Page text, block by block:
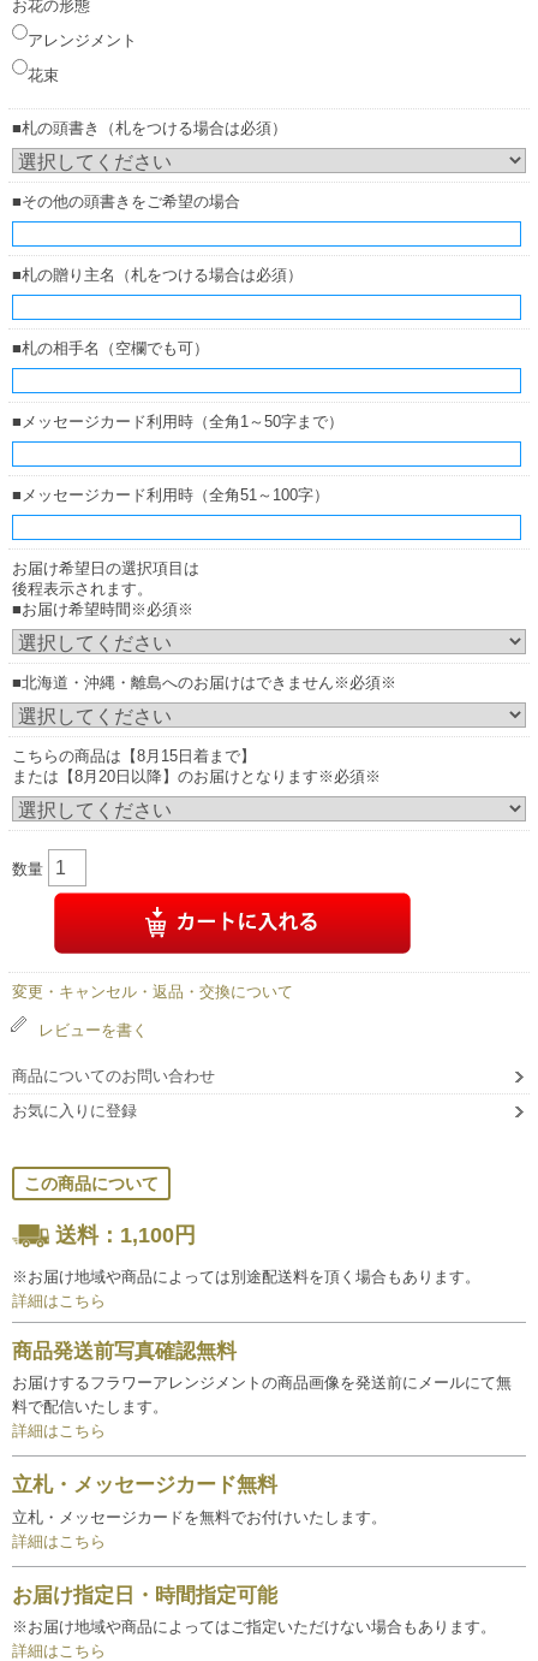
お花の形態
アレンジメント
花束
■札の頭書き（札をつける場合は必須）
■その他の頭書きをご希望の場合
■札の贈り主名（札をつける場合は必須）
■札の相手名（空欄でも可）
■メッセージカード利用時（全角1～50字まで）
■メッセージカード利用時（全角51～100字）
お届け希望日の選択項目は
後程表示されます。
■お届け希望時間※必須※
■北海道・沖縄・離島へのお届けはできません※必須※
こちらの商品は【8月15日着まで】
または【8月20日以降】のお届けとなります※必須※
数量
変更・キャンセル・返品・交換について
レビューを書く
商品についてのお問い合わせ
お気に入りに登録
この商品について
送料：1,100円
※お届け地域や商品によっては別途配送料を頂く場合もあります。
詳細はこちら
商品発送前写真確認無料
お届けするフラワーアレンジメントの商品画像を発送前にメールにて無
料で配信いたします。
詳細はこちら
立札・メッセージカード無料
立札・メッセージカードを無料でお付けいたします。
詳細はこちら
お届け指定日・時間指定可能
※お届け地域や商品によってはご指定いただけない場合もあります。
詳細はこちら